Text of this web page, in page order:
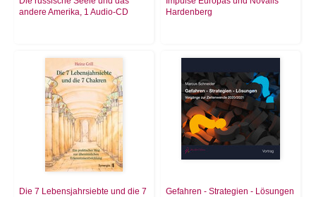
andere Amerika, 1 Audio-CD
Hardenberg
Die 7 Lebensjahrsiebte und die 7
Gefahren - Strategien - Lösungen